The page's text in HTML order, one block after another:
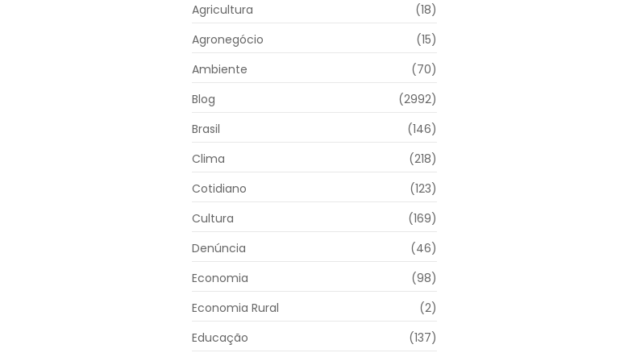
Agricultura
(18)
Agronegócio
(15)
Ambiente
(70)
Blog
(2992)
Brasil
(146)
Clima
(218)
Cotidiano
(123)
Cultura
(169)
Denúncia
(46)
Economia
(98)
Economia Rural
(2)
Educação
(137)